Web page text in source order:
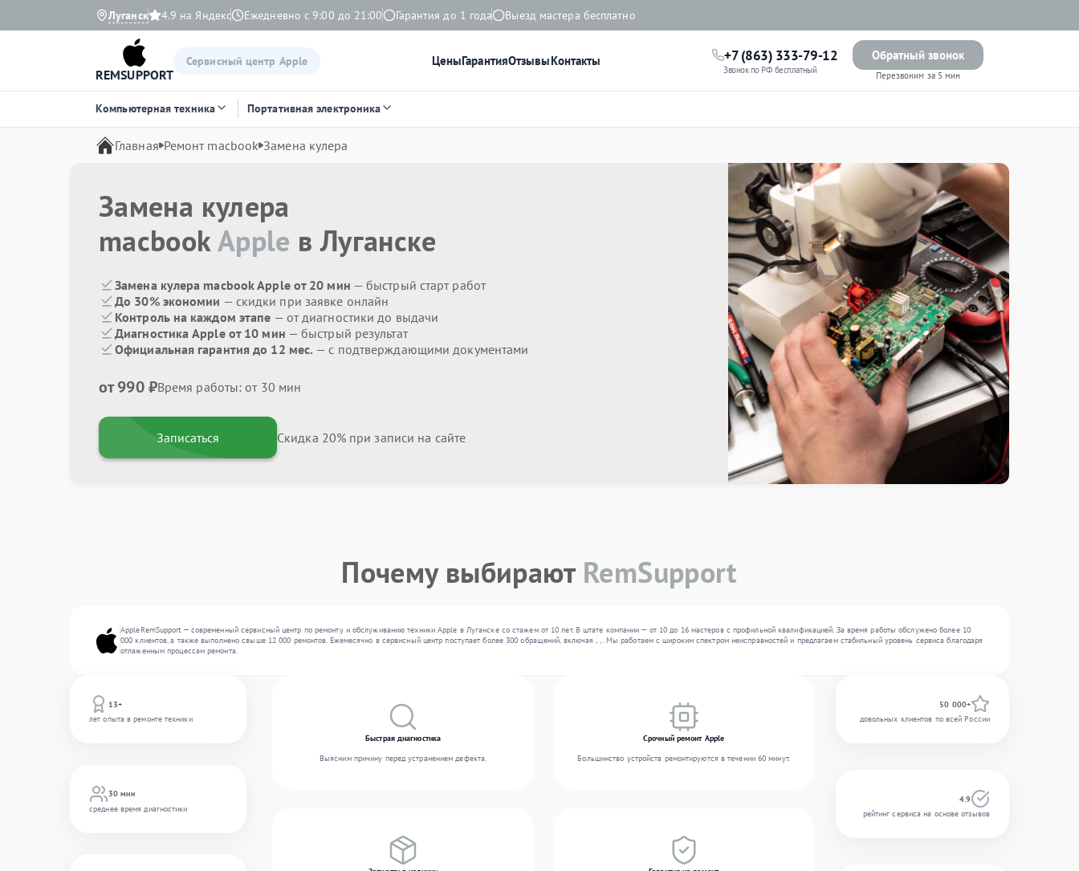
Луганск 4.9 на Яндекс Ежедневно с 9:00 до 21:00 Гарантия до 1 года Выезд мастера бесплатно
REMSUPPORT
Сервисный центр Apple ЦеныГарантияОтзывыКонтакты +7 (863) 333-79-12
Звонок по РФ бесплатный
Обратный звонок
Перезвоним за 5 мин
Компьютерная техника Портативная электроника
Главная Ремонт macbook Замена кулера
Замена кулера
macbookApple в Луганске
Замена кулера macbook Apple от 20 мин — быстрый старт работ
До 30% экономии — скидки при заявке онлайн
Контроль на каждом этапе — от диагностики до выдачи
Диагностика Apple от 10 мин — быстрый результат
Официальная гарантия до 12 мес. — с подтверждающими документами
от 990 ₽Время работы: от 30 мин
Записаться Скидка 20% при записи на сайте
Почему выбирают RemSupport
AppleRemSupport — современный сервисный центр по ремонту и обслуживанию техники Apple в Луганске со стажем от 10 лет. В штате компании — от 10 до 16 мастеров с профильной квалификацией. За время работы обслужено более 10
000 клиентов, а также выполнено свыше 12 000 ремонтов. Ежемесячно в сервисный центр поступает более 300 обращений, включая , , . Мы работаем с широким спектром неисправностей и предлагаем стабильный уровень сервиса благодаря
отлаженным процессам ремонта.
13+
лет опыта в ремонте техники
30 мин
среднее время диагностики
Быстрая диагностика
Выясним причину перед устранением дефекта.
Срочный ремонт Apple
Большинство устройств ремонтируются в течении 60 минут.
50 000+
довольных клиентов по всей России
4.9
рейтинг сервиса на основе отзывов